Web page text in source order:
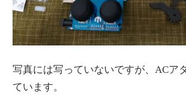
写真には写っていないですが、ACア
ています。